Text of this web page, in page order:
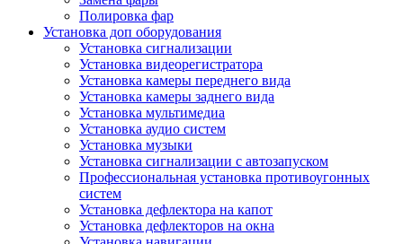
Полировка фар
Установка доп оборудования
Установка сигнализации
Установка видеорегистратора
Установка камеры переднего вида
Установка камеры заднего вида
Установка мультимедиа
Установка аудио систем
Установка музыки
Установка сигнализации с автозапуском
Профессиональная установка противоугонных
систем
Установка дефлектора на капот
Установка дефлекторов на окна